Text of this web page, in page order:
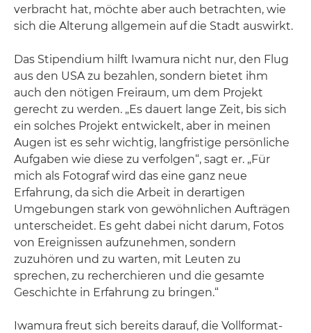
verbracht hat, möchte aber auch betrachten, wie
sich die Alterung allgemein auf die Stadt auswirkt.
Das Stipendium hilft Iwamura nicht nur, den Flug
aus den USA zu bezahlen, sondern bietet ihm
auch den nötigen Freiraum, um dem Projekt
gerecht zu werden. „Es dauert lange Zeit, bis sich
ein solches Projekt entwickelt, aber in meinen
Augen ist es sehr wichtig, langfristige persönliche
Aufgaben wie diese zu verfolgen“, sagt er. „Für
mich als Fotograf wird das eine ganz neue
Erfahrung, da sich die Arbeit in derartigen
Umgebungen stark von gewöhnlichen Aufträgen
unterscheidet. Es geht dabei nicht darum, Fotos
von Ereignissen aufzunehmen, sondern
zuzuhören und zu warten, mit Leuten zu
sprechen, zu recherchieren und die gesamte
Geschichte in Erfahrung zu bringen.“
Iwamura freut sich bereits darauf, die Vollformat-